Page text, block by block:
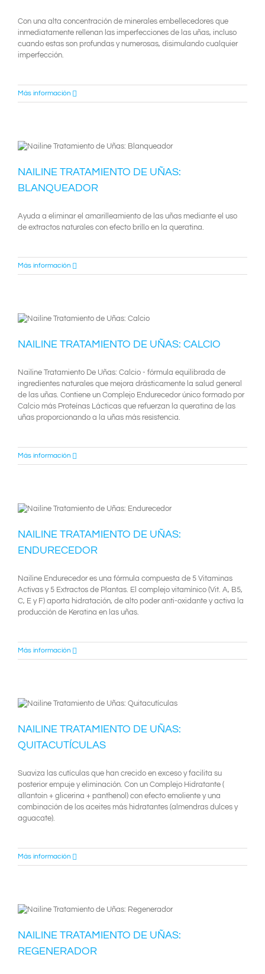
Con una alta concentración de minerales embellecedores que
inmediatamente rellenan las imperfecciones de las uñas, incluso
cuando estas son profundas y numerosas, disimulando cualquier
imperfección.
Más información
NAILINE TRATAMIENTO DE UÑAS:
BLANQUEADOR
Ayuda a eliminar el amarilleamiento de las uñas mediante el uso
de extractos naturales con efecto brillo en la queratina.
Más información
NAILINE TRATAMIENTO DE UÑAS: CALCIO
Nailine Tratamiento De Uñas: Calcio - fórmula equilibrada de
ingredientes naturales que mejora drásticamente la salud general
de las uñas. Contiene un Complejo Endurecedor único formado por
Calcio más Proteínas Lácticas que refuerzan la queratina de las
uñas proporcionando a la uñas más resistencia.
Más información
NAILINE TRATAMIENTO DE UÑAS:
ENDURECEDOR
Nailine Endurecedor es una fórmula compuesta de 5 Vitaminas
Activas y 5 Extractos de Plantas. El complejo vitamínico (Vit. A, B5,
C, E y F) aporta hidratación, de alto poder anti-oxidante y activa la
producción de Keratina en las uñas.
Más información
NAILINE TRATAMIENTO DE UÑAS:
QUITACUTÍCULAS
Suaviza las cutículas que han crecido en exceso y facilita su
posterior empuje y eliminación. Con un Complejo Hidratante (
allantoin + glicerina + panthenol) con efecto emoliente y una
combinación de los aceites más hidratantes (almendras dulces y
aguacate).
Más información
NAILINE TRATAMIENTO DE UÑAS:
REGENERADOR